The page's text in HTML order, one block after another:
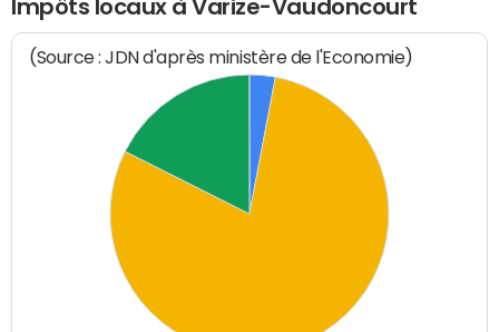
Impôts locaux à Varize-Vaudoncourt
(Source : JDN d'après ministère de l'Economie)